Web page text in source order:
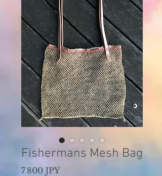
Fishermans Mesh Bag
7 800 JPYPrix